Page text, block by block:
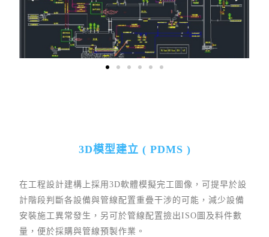
3D模型建立 ( PDMS )
在工程設計建構上採用3D軟體模擬完工圖像，可提早於設
計階段判斷各設備與管線配置重疊干涉的可能，減少設備
安裝施工異常發生，另可於管線配置撿出ISO圖及料件數
量，便於採購與管線預製作業。